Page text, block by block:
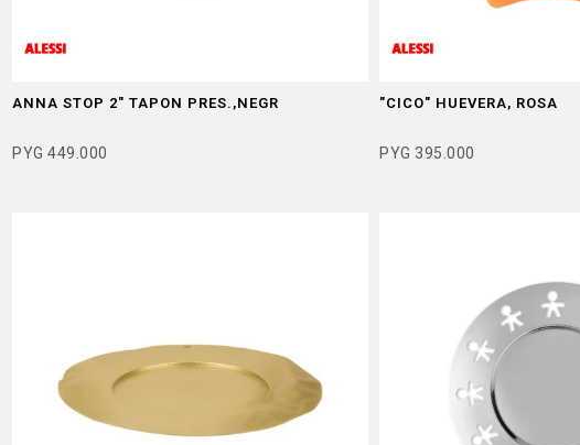
ANNA STOP 2" TAPON PRES.,NEGR
PYG 449.000
"CICO" HUEVERA, ROSA
PYG 395.000